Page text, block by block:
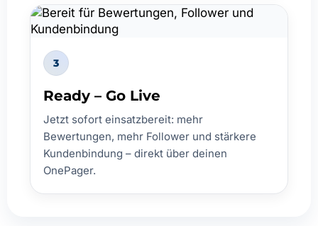
3
Ready – Go Live
Jetzt sofort einsatzbereit: mehr
Bewertungen, mehr Follower und stärkere
Kundenbindung – direkt über deinen
OnePager.